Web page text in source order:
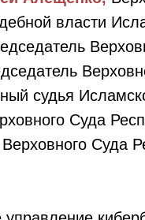
власти
судья
Суда
Суда